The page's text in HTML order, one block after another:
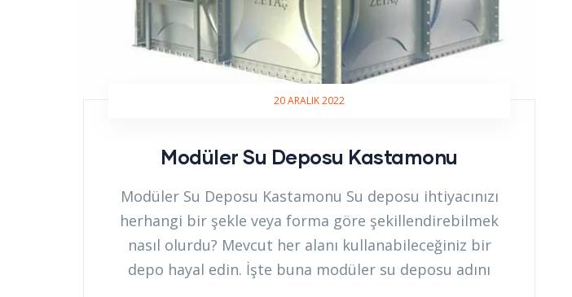
20 ARALIK 2022
Modüler Su Deposu Kastamonu
Modüler Su Deposu Kastamonu Su deposu ihtiyacınızı
herhangi bir şekle veya forma göre şekillendirebilmek
nasıl olurdu? Mevcut her alanı kullanabileceğiniz bir
depo hayal edin. İşte buna modüler su deposu adını